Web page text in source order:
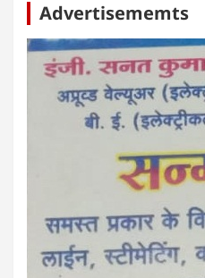
Advertisememts